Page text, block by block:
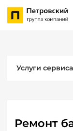
Услуги сервиса
Ремонт